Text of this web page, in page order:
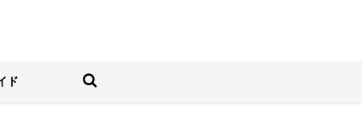
人の情報サイト
ド 検索する